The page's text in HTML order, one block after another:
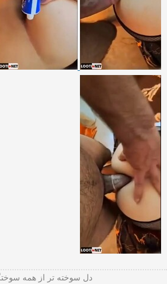
دل سوخته تر از همه